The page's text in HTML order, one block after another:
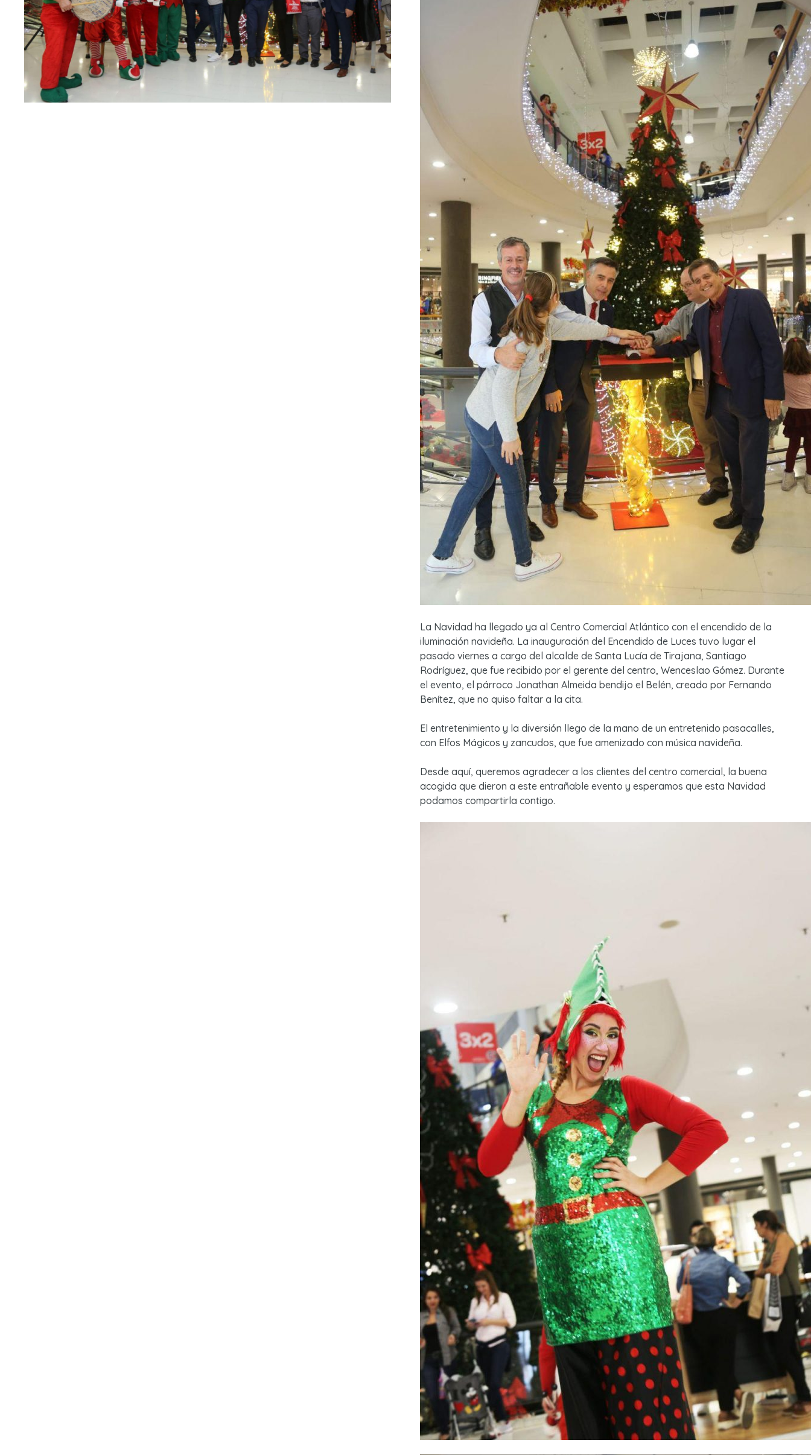
La Navidad ha llegado ya al Centro Comercial Atlántico con el encendido de la
iluminación navideña. La inauguración del Encendido de Luces tuvo lugar el
pasado viernes a cargo del alcalde de Santa Lucía de Tirajana, Santiago
Rodríguez, que fue recibido por el gerente del centro, Wenceslao Gómez. Durante
el evento, el párroco Jonathan Almeida bendijo el Belén, creado por Fernando
Benítez, que no quiso faltar a la cita.
El entretenimiento y la diversión llego de la mano de un entretenido pasacalles,
con Elfos Mágicos y zancudos, que fue amenizado con música navideña.
Desde aquí, queremos agradecer a los clientes del centro comercial, la buena
acogida que dieron a este entrañable evento y esperamos que esta Navidad
podamos compartirla contigo.